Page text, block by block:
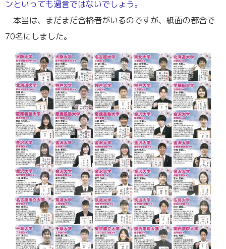
ンといっても過言ではないでしょう。
本当は、まだまだ合格者がいるのですが、紙面の都合で
70名にしました。